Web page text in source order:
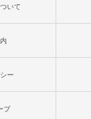
いて
ー
プ